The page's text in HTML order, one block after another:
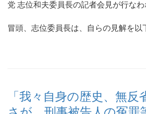
党 志位和夫委員長の記者会見が行なわ
冒頭、志位委員長は、自らの見解を以
「我々自身の歴史、無反